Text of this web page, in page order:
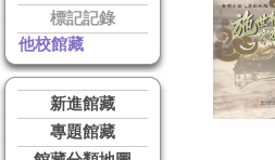
標記記錄
他校館藏
新進館藏
專題館藏